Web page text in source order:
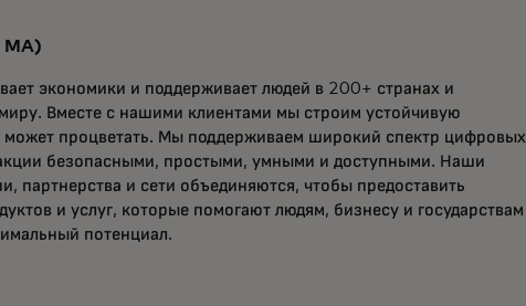
MA)
экономики и поддерживает людей в 200+ странах и
Вместе с нашими клиентами мы строим устойчивую
может процветать. Мы поддерживаем широкий спектр цифровых
безопасными, простыми, умными и доступными. Наши
партнерства и сети объединяются, чтобы предоставить
и услуг, которые помогают людям, бизнесу и государствам
потенциал.